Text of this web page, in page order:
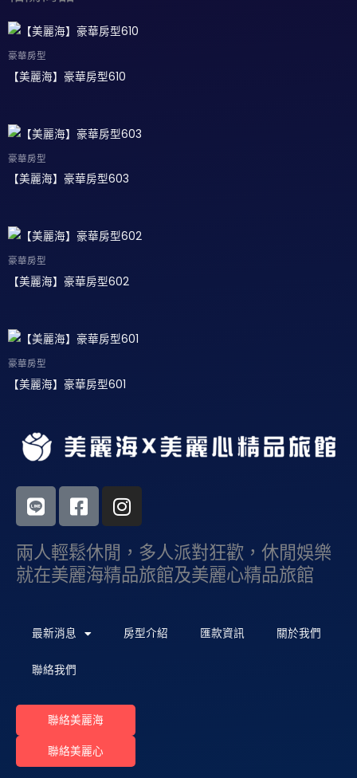
豪華房型
【美麗海】豪華房型610
豪華房型
【美麗海】豪華房型603
豪華房型
【美麗海】豪華房型602
豪華房型
【美麗海】豪華房型601
L
i
n
e
F
a
c
e
b
k
u
a
r
I
n
s
t
a
a
兩人輕鬆休閒，多人派對狂歡，休閒娛樂
就在美麗海精品旅館及美麗心精品旅館
最新消息 房型介紹 匯款資訊 關於我們
聯絡我們
聯絡美麗海
聯絡美麗心